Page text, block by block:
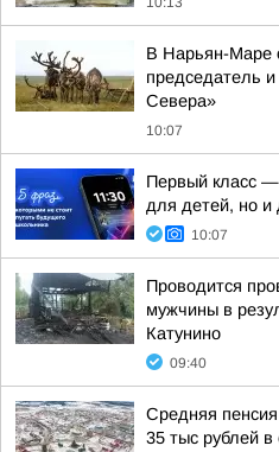
В Нарьян-Маре
председатель
Севера»
10:07
Первый класс —
для детей, но и
10:07
Проводится
мужчины в
Катунино
09:40
Средняя
35 тыс рублей в